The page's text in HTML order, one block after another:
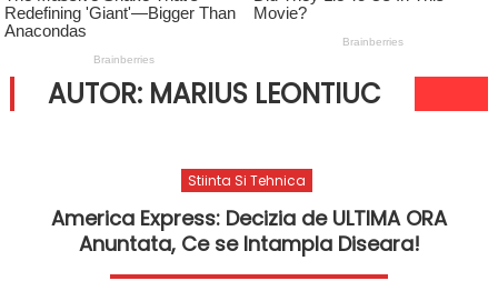
AUTOR: MARIUS LEONTIUC
Stiinta Si Tehnica
America Express: Decizia de ULTIMA ORA
Anuntata, Ce se Intampla Diseara!